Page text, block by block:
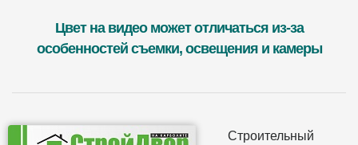
Цвет на видео может отличаться из-за
особенностей съемки, освещения и камеры
Строительный